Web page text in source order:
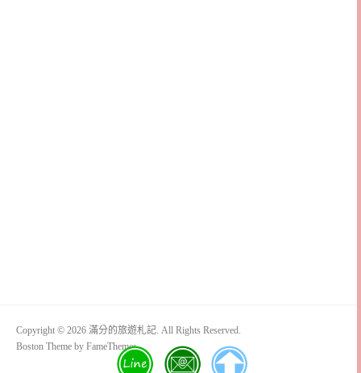
Copyright © 2026 滿分的旅遊札記. All Rights Reserved.
Boston Theme by FameThemes